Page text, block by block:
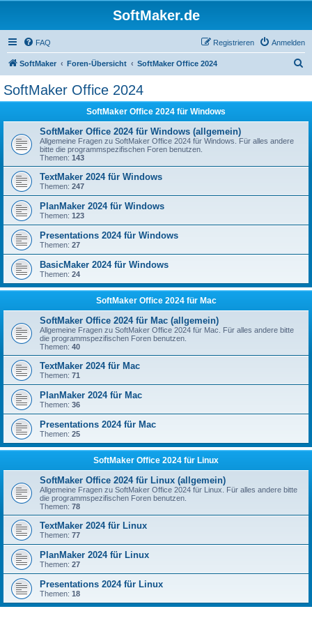
SoftMaker.de
FAQ Anmelden
Registrieren
SoftMaker Foren-Übersicht SoftMaker Office 2024
SoftMaker Office 2024
SoftMaker Office 2024 für Windows
SoftMaker Office 2024 für Windows (allgemein)
Allgemeine Fragen zu SoftMaker Office 2024 für Windows. Für alles andere
bitte die programmspezifischen Foren benutzen.
Themen: 143
TextMaker 2024 für Windows
Themen: 247
PlanMaker 2024 für Windows
Themen: 123
Presentations 2024 für Windows
Themen: 27
BasicMaker 2024 für Windows
Themen: 24
SoftMaker Office 2024 für Mac
SoftMaker Office 2024 für Mac (allgemein)
Allgemeine Fragen zu SoftMaker Office 2024 für Mac. Für alles andere bitte
die programmspezifischen Foren benutzen.
Themen: 40
TextMaker 2024 für Mac
Themen: 71
PlanMaker 2024 für Mac
Themen: 36
Presentations 2024 für Mac
Themen: 25
SoftMaker Office 2024 für Linux
SoftMaker Office 2024 für Linux (allgemein)
Allgemeine Fragen zu SoftMaker Office 2024 für Linux. Für alles andere bitte
die programmspezifischen Foren benutzen.
Themen: 78
TextMaker 2024 für Linux
Themen: 77
PlanMaker 2024 für Linux
Themen: 27
Presentations 2024 für Linux
Themen: 18